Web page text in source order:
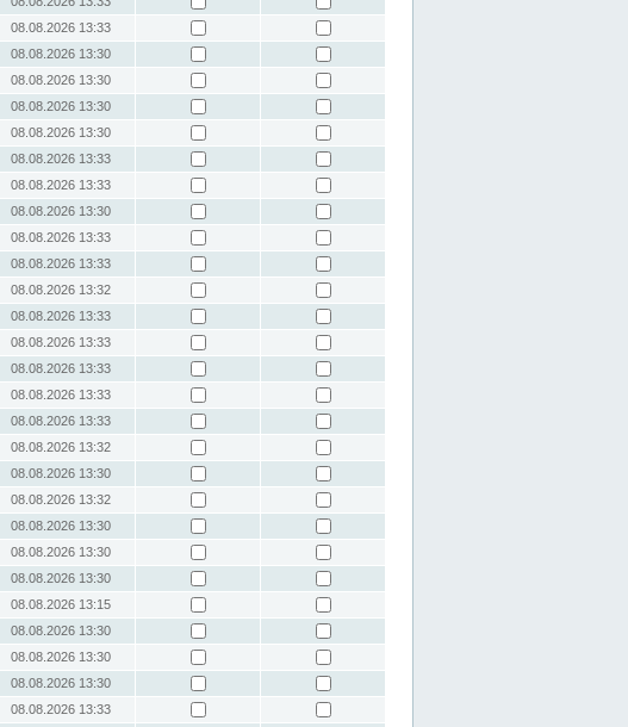
08.08.2026 13:33
08.08.2026 13:30
08.08.2026 13:30
08.08.2026 13:30
08.08.2026 13:30
08.08.2026 13:33
08.08.2026 13:33
08.08.2026 13:30
08.08.2026 13:33
08.08.2026 13:33
08.08.2026 13:32
08.08.2026 13:33
08.08.2026 13:33
08.08.2026 13:33
08.08.2026 13:33
08.08.2026 13:33
08.08.2026 13:32
08.08.2026 13:30
08.08.2026 13:32
08.08.2026 13:30
08.08.2026 13:30
08.08.2026 13:30
08.08.2026 13:15
08.08.2026 13:30
08.08.2026 13:30
08.08.2026 13:30
08.08.2026 13:33